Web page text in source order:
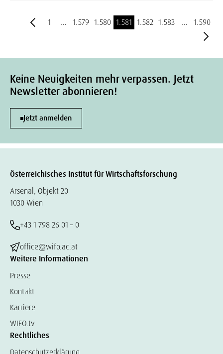
1 … 1.579 1.580 1.581 1.582 1.583 … 1.590
Keine Neuigkeiten mehr verpassen. Jetzt
Newsletter abonnieren!
Jetzt anmelden
Österreichisches Institut für Wirtschaftsforschung
Arsenal, Objekt 20
1030 Wien
+43 1 798 26 01 – 0
office@wifo.ac.at
Weitere Informationen
Presse
Kontakt
Karriere
WIFO.tv
Rechtliches